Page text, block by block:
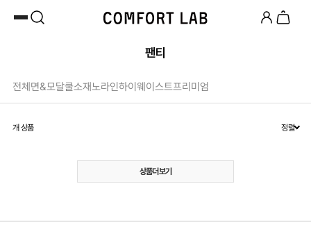
카카오채널 추가하고 10,000원 쿠폰 받기
팬티
전체면&모달쿨소재노라인하이웨이스트프리미엄
개 상품 정렬
상품더보기